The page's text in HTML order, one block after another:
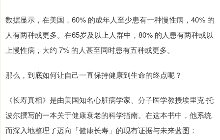
数据显示，在美国，60% 的成年人至少患有一种慢性病，40% 的
人有两种或更多。在65岁及以上人群中，80% 的人患有两种或以
上慢性病，大约 7% 的人甚至同时患有五种或更多。
那么，到底如何让自己一直保持健康到生命的终点呢？
《长寿真相》是由美国知名心脏病学家、分子医学教授埃里克·托
波尔撰写的一本关于健康衰老的科学指南。在这本书中，他系统
而深入地整理了迈向「健康长寿」的现有证据与未来蓝图：